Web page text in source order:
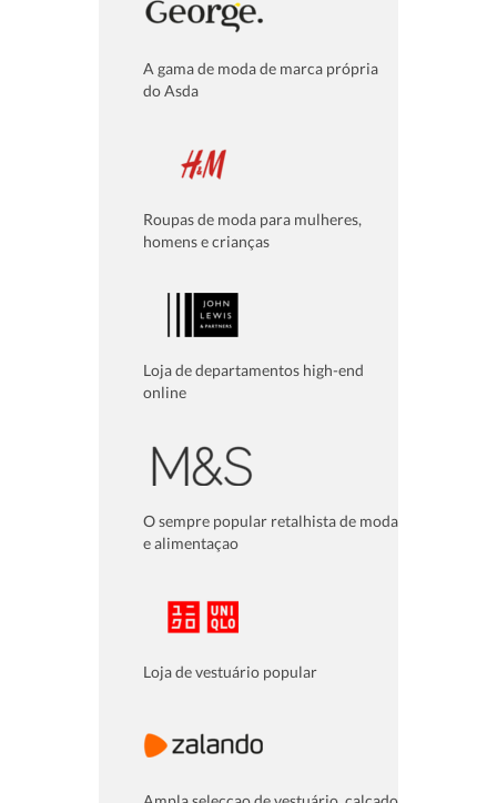
A gama de moda de marca própria
do Asda
Roupas de moda para mulheres,
homens e crianças
Loja de departamentos high-end
online
O sempre popular retalhista de moda
e alimentaçao
Loja de vestuário popular